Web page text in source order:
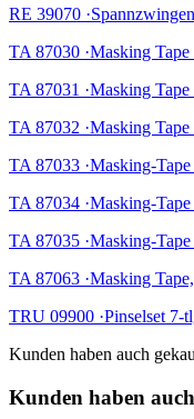
RE 39070
TA 87030 ·Masking
TA 87031 ·Masking
TA 87032 ·Masking
TA 87033 ·Masking-
TA 87034 ·Masking-
TA 87035 ·Masking-
TA 87063 ·Masking
TRU 09900 ·Pinselset 7-
Kunden haben auch
Kunden haben